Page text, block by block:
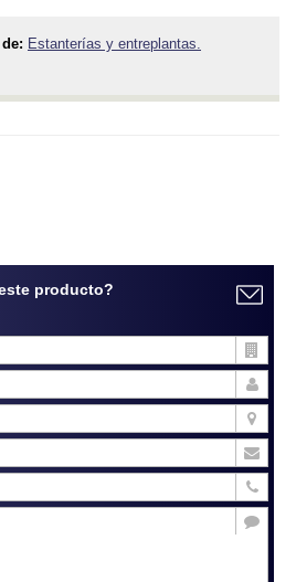
Estanterías y entreplantas.
producto?